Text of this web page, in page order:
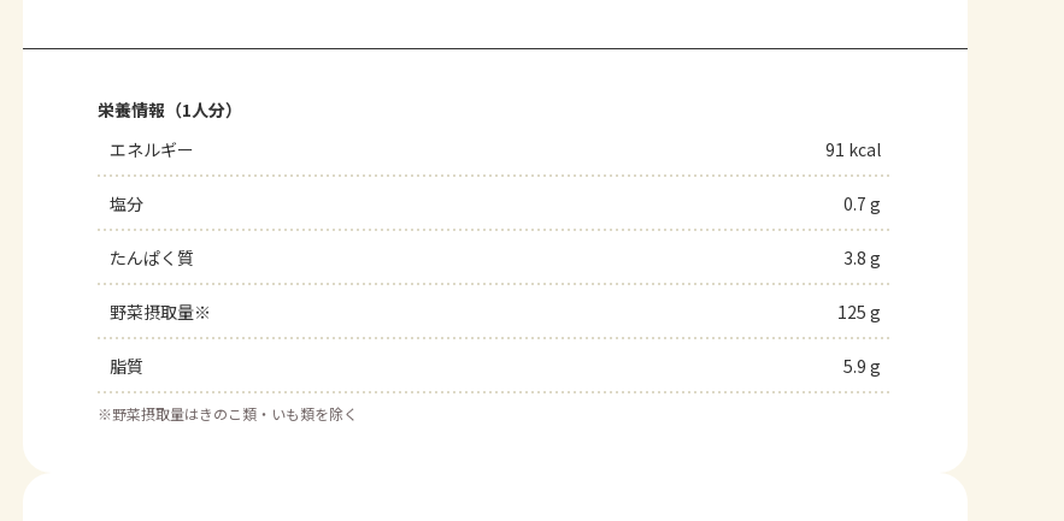
栄養情報（1人分）
エネルギー
91 kcal
塩分 0.7 g
たんぱく質 3.8 g
野菜摂取量※ 125 g
脂質 5.9 g
※野菜摂取量はきのこ類・いも類を除く